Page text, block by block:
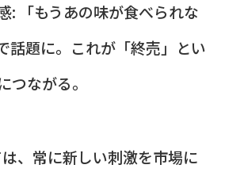
: 「もうあの味が食べられな
話題に。これが「終売」とい
つながる。
、常に新しい刺激を市場に